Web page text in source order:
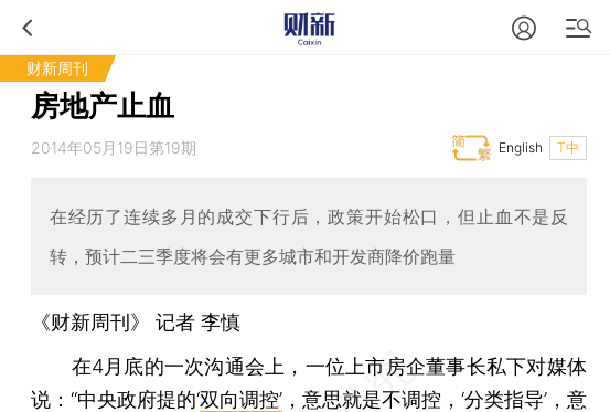
财新周刊
房地产止血
2014年05月19日第19期 T中
English
在经历了连续多月的成交下行后，政策开始松口，但止血不是反
转，预计二三季度将会有更多城市和开发商降价跑量
《财新周刊》 记者 李慎
在4月底的一次沟通会上，一位上市房企董事长私下对媒体
说：“中央政府提的‘双向调控’ ，意思就是不调控，‘分类指导’，意